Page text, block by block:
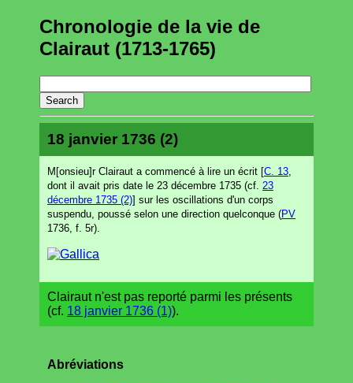
Chronologie de la vie de
Clairaut (1713-1765)
18 janvier 1736 (2)
M[onsieu]r Clairaut a commencé à lire un écrit [C. 13
dont il avait pris date le 23 décembre 1735 (cf. 23
décembre 1735 (2)] sur les oscillations d'un corps
suspendu, poussé selon une direction quelconque (PV
1736, f. 5r).
Clairaut n'est pas reporté parmi les présents
(cf. 18 janvier 1736 (1)).
Abréviations